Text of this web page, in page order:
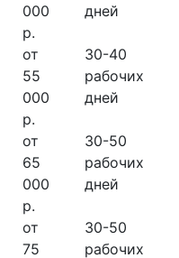
000
р.
дней
от
55
000
р.
30-40
рабочих
дней
от
65
000
р.
30-50
рабочих
дней
от
75
30-50
рабочих